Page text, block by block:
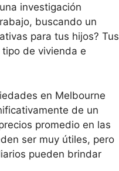
investigación
buscando un
para tus hijos? Tus
de vivienda e
en Melbourne
de un
promedio en las
ser muy útiles, pero
pueden brindar